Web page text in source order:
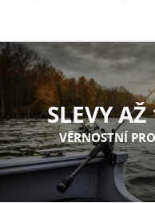
SLEVY
VĚRNOSTNÍ